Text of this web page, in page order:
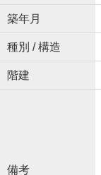
築年月
種別 / 構造
階建
備考